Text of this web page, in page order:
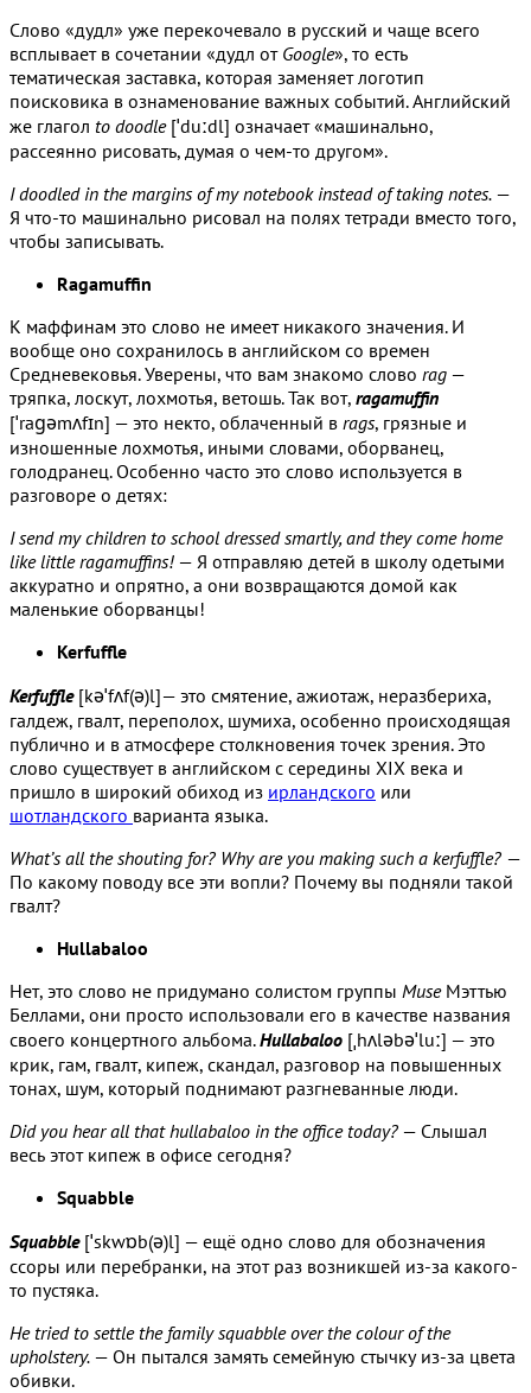
Слово «дудл» уже перекочевало в русский и чаще всего
всплывает в сочетании «дудл от Google», то есть
тематическая заставка, которая заменяет логотип
поисковика в ознаменование важных событий. Английский
же глагол to doodle[ˈduːdl] означает «машинально,
рассеянно рисовать, думая о чем-то другом».
I doodled in the margins of my notebook instead of taking notes. —
Я что-то машинально рисовал на полях тетради вместо того,
чтобы записывать.
Ragamuffin
К маффинам это слово не имеет никакого значения. И
вообще оно сохранилось в английском со времен
Средневековья. Уверены, что вам знакомо слово rag —
тряпка, лоскут, лохмотья, ветошь. Так вот, ragamuffin
[ˈraɡəmʌfɪn] — это некто, облаченный в rags, грязные и
изношенные лохмотья, иными словами, оборванец,
голодранец. Особенно часто это слово используется в
разговоре о детях:
I send my children to school dressed smartly, and they come home
like little ragamuffins! — Я отправляю детей в школу одетыми
аккуратно и опрятно, а они возвращаются домой как
маленькие оборванцы!
Kerfuffle
Kerfuffle[kəˈfʌf(ə)l]— это смятение, ажиотаж, неразбериха,
галдеж, гвалт, переполох, шумиха, особенно происходящая
публично и в атмосфере столкновения точек зрения. Это
слово существует в английском с середины XIX века и
пришло в широкий обиход из ирландского или
шотландского варианта языка.
What’s all the shouting for? Why are you making such a kerfuffle? —
По какому поводу все эти вопли? Почему вы подняли такой
гвалт?
Hullabaloo
Нет, это слово не придумано солистом группы Muse Мэттью
Беллами, они просто использовали его в качестве названия
своего концертного альбома.Hullabaloo [ˌhʌləbəˈluː] — это
крик, гам, гвалт, кипеж, скандал, разговор на повышенных
тонах, шум, который поднимают разгневанные люди.
Did you hear all that hullabaloo in the office today? — Слышал
весь этот кипеж в офисе сегодня?
Squabble
Squabble[ˈskwɒb(ə)l] — ещё одно слово для обозначения
ссоры или перебранки, на этот раз возникшей из-за какого-
то пустяка.
He tried to settle the family squabble over the colour of the
upholstery. — Он пытался замять семейную стычку из-за цвета
обивки.